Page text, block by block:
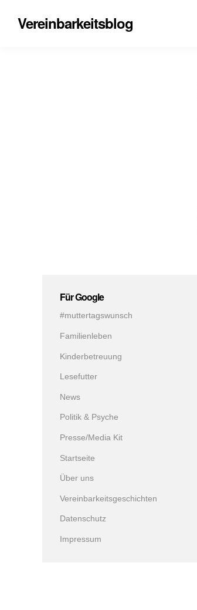
Vereinbarkeitsblog
Für Google
#muttertagswunsch
Familienleben
Kinderbetreuung
Lesefutter
News
Politik & Psyche
Presse/Media Kit
Startseite
Über uns
Vereinbarkeitsgeschichten
Datenschutz
Impressum